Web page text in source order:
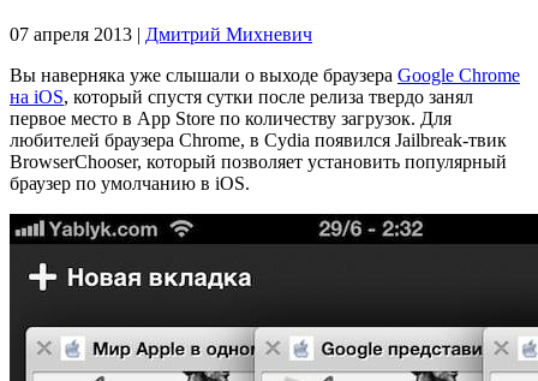
07 апреля 2013 | Дмитрий Михневич
Вы наверняка уже слышали о выходе браузера Google Chrome
на iOS, который спустя сутки после релиза твердо занял
первое место в App Store по количеству загрузок. Для
любителей браузера Chrome, в Cydia появился Jailbreak-твик
BrowserChooser, который позволяет установить популярный
браузер по умолчанию в iOS.